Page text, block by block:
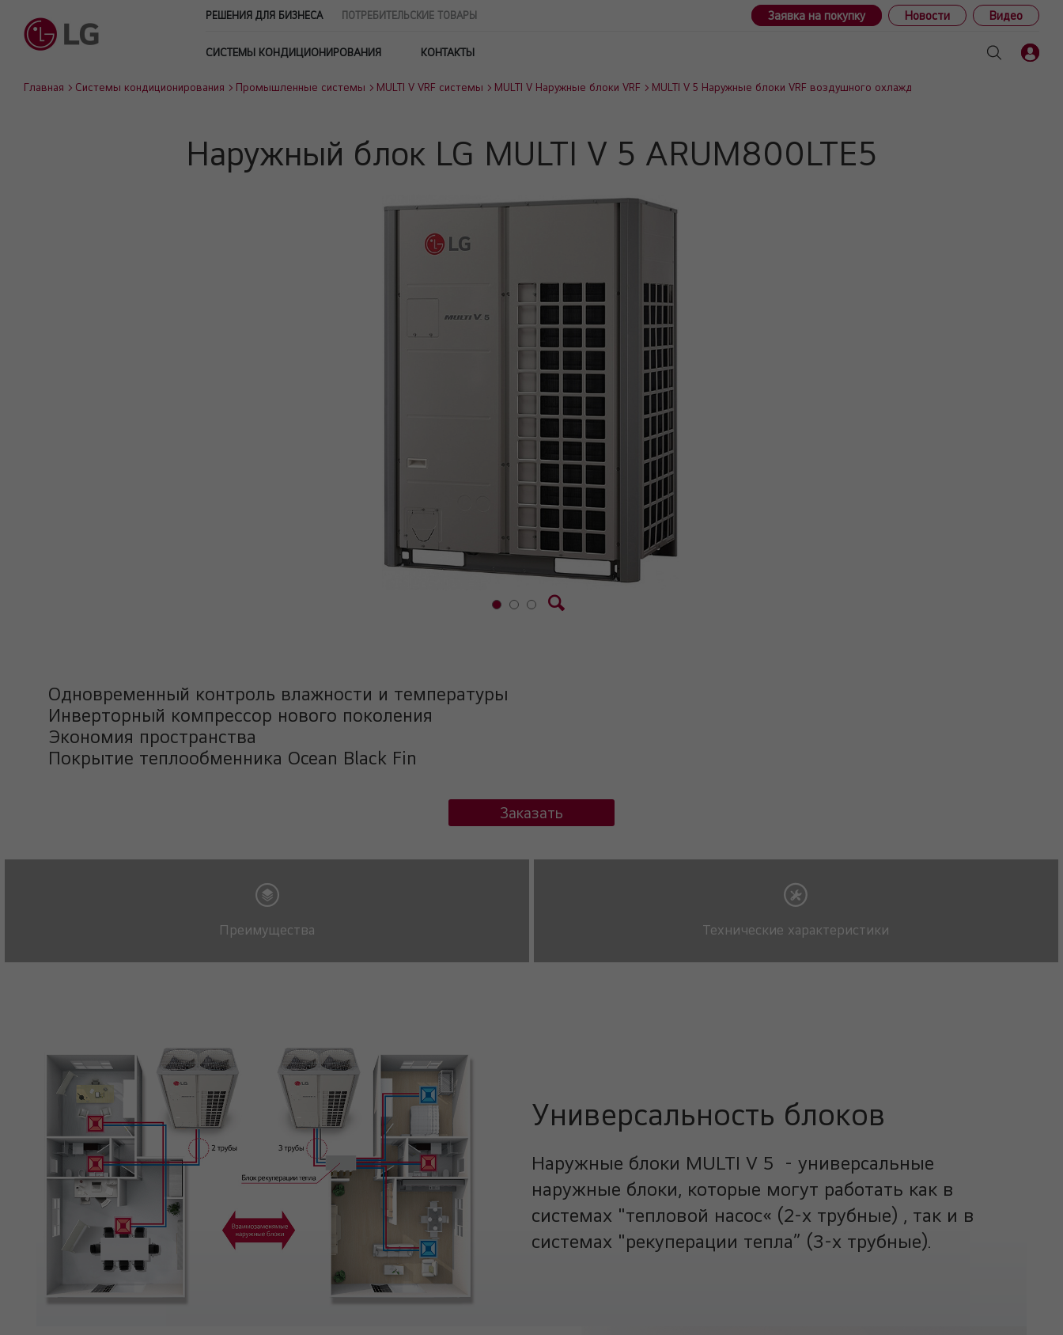
РЕШЕНИЯ ДЛЯ БИЗНЕСА ПОТРЕБИТЕЛЬСКИЕ ТОВАРЫ Заявка на покупку Новости Видео
СИСТЕМЫ КОНДИЦИОНИРОВАНИЯ КОНТАКТЫ
Главная Системы кондиционирования Промышленные системы MULTI V VRF системы MULTI V Наружные блоки VRF MULTI V 5 Наружные блоки VRF воздушного охлаждения (тепловой насос/
Наружный блок LG MULTI V 5 ARUM800LTE5
Одновременный контроль влажности и температуры
Инверторный компрессор нового поколения
Экономия пространства
Покрытие теплообменника Ocean Black Fin
Заказать
Преимущества Технические характеристики
Универсальность блоков
Наружные блоки MULTI V 5 - универсальные
наружные блоки, которые могут работать как в
системах "тепловой насос« (2-х трубные) , так и в
системах "рекуперации тепла” (3-х трубные).